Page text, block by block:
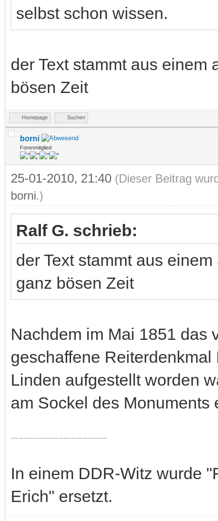
selbst schon wissen.
der Text stammt aus einem
bösen Zeit
Homepage Suchen
borni
Forenmitglied
25-01-2010, 21:40 (Dieser Beitrag
borni.)
Ralf G. schrieb:
der Text stammt aus
ganz bösen Zeit
Nachdem im Mai 1851 das
geschaffene
Linden aufgestellt worden
am Sockel des Monuments
"Alter Fritz, steig du hernieder, und regier' die Preußen wieder, laß in diesen schweren Zeiten lieber Friedrich Wilhelm reiten!"
In einem DDR-Witz wurde
Erich" ersetzt.